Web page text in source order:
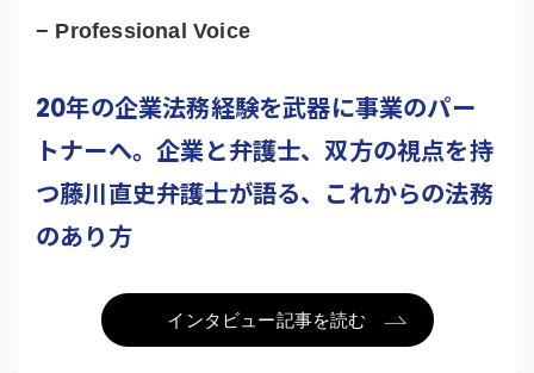
− Professional Voice
20年の企業法務経験を武器に事業のパー
トナーへ。企業と弁護士、双方の視点を持
つ藤川直史弁護士が語る、これからの法務
のあり方
インタビュー記事を読む